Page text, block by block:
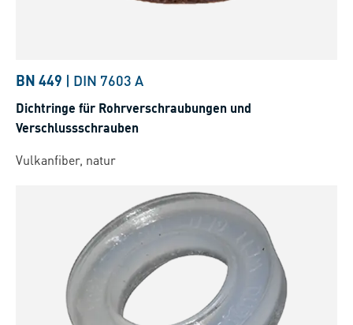
BN 449 | DIN 7603 A
Dichtringe für Rohrverschraubungen und
Verschlussschrauben
Vulkanfiber, natur